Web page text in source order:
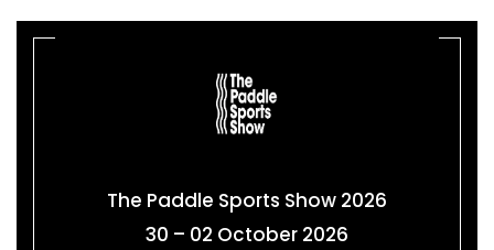
The Paddle Sports Show 2026
30 – 02 October 2026